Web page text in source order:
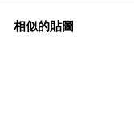
相似的貼圖